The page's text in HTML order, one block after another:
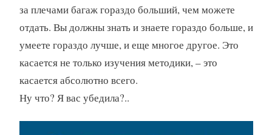
за плечами багаж гораздо больший, чем можете
отдать. Вы должны знать и знаете гораздо больше, и
умеете гораздо лучше, и еще многое другое. Это
касается не только изучения методики, – это
касается абсолютно всего.
Ну что? Я вас убедила?..